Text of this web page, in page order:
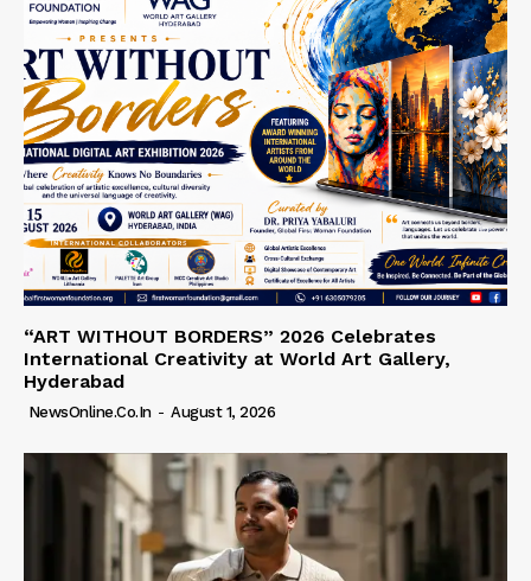
“ART WITHOUT BORDERS” 2026 Celebrates
International Creativity at World Art Gallery,
Hyderabad
NewsOnline.co.in - August 1, 2026